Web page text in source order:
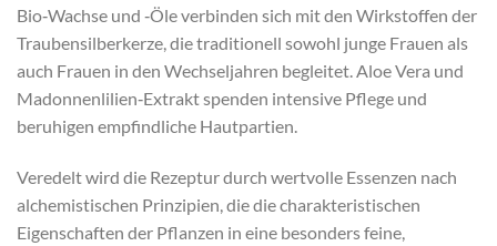
Bio‑Wachse und ‑Öle verbinden sich mit den Wirkstoffen der
Traubensilberkerze, die traditionell sowohl junge Frauen als
auch Frauen in den Wechseljahren begleitet. Aloe Vera und
Madonnenlilien‑Extrakt spenden intensive Pflege und
beruhigen empfindliche Hautpartien.
Veredelt wird die Rezeptur durch wertvolle Essenzen nach
alchemistischen Prinzipien, die die charakteristischen
Eigenschaften der Pflanzen in eine besonders feine,